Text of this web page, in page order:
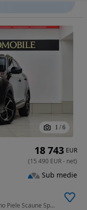
1 / 6
1490 cm3 • 162 CP • Luxury Facelift 2024 Pano Piele Scaune Sport Navi Scaune Incalzite FUL
18 743 EUR
(15 490 EUR- net)
Sub medie